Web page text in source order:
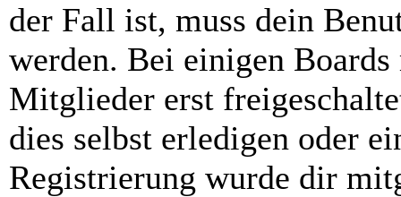
der Fall ist, muss dein
werden. Bei einigen Boards
Mitglieder erst
dies selbst erledigen oder
Registrierung wurde dir